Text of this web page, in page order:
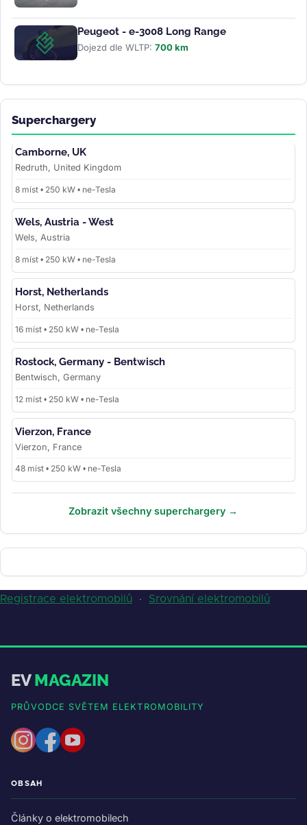
Peugeot - e-3008 Long Range
Dojezd dle WLTP: 700 km
Superchargery
Camborne, UK
Redruth, United Kingdom
8 míst • 250 kW • ne-Tesla
Wels, Austria - West
Wels, Austria
8 míst • 250 kW • ne-Tesla
Horst, Netherlands
Horst, Netherlands
16 míst • 250 kW • ne-Tesla
Rostock, Germany - Bentwisch
Bentwisch, Germany
12 míst • 250 kW • ne-Tesla
Vierzon, France
Vierzon, France
48 míst • 250 kW • ne-Tesla
Zobrazit všechny superchargery →
Registrace elektromobilů · Srovnání elektromobilů
EVMAGAZIN
PRŮVODCE SVĚTEM ELEKTROMOBILITY
OBSAH
Články o elektromobilech